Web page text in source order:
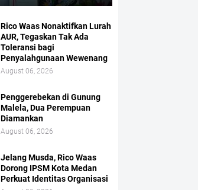
Rico Waas Nonaktifkan Lurah
AUR, Tegaskan Tak Ada
Toleransi bagi
Penyalahgunaan Wewenang
August 06, 2026
Penggerebekan di Gunung
Malela, Dua Perempuan
Diamankan
August 06, 2026
Jelang Musda, Rico Waas
Dorong IPSM Kota Medan
Perkuat Identitas Organisasi